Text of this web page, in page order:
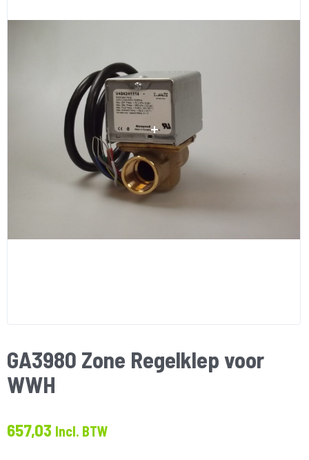
GA3980 Zone Regelklep voor
WWH
657,03 Incl. BTW